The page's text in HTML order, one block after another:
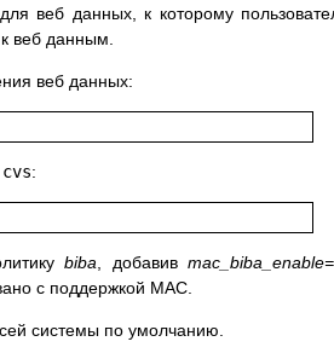
веб данных, к которому
веб данным.
веб данных:
cvs:
biba , добавив
с поддержкой MAC
системы по умолчанию.